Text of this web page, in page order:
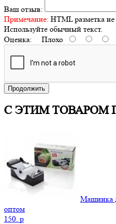
Ваш отзыв:
Примечание: HTML разметка
Используйте обычный текст.
Оценка: Плохо
Продолжить
С ЭТИМ ТОВАРОМ
Машинка
оптом
150. p